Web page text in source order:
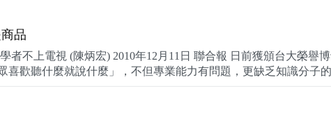
品
者不上電視 (陳炳宏) 2010年12月11日 聯合報 日前獲頒台大榮譽
喜歡聽什麼就說什麼」，不但專業能力有問題，更缺乏知識分子